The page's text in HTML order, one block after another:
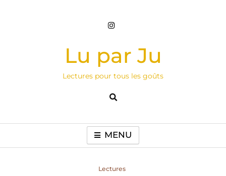
Lu par Ju
Lectures pour tous les goûts
MENU
Lectures